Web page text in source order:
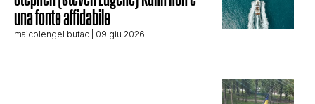
una fonte affidabile
maicolengel butac | 09 giu 2026